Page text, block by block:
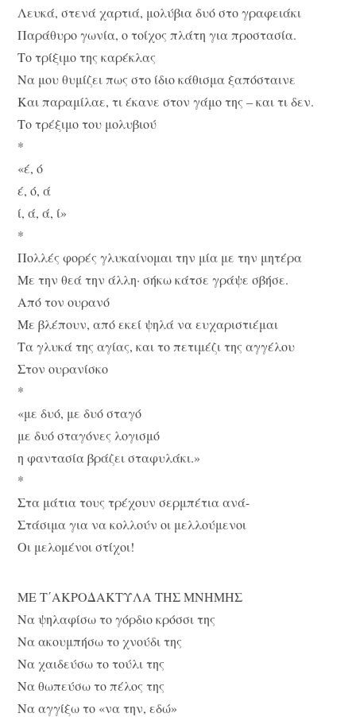
Λευκά, στενά χαρτιά, μολύβια δυό στο γραφειάκι
Παράθυρο γωνία, ο τοίχος πλάτη για προστασία.
Το τρίξιμο της καρέκλας
Να μου θυμίζει πως στο ίδιο κάθισμα ξαπόσταινε
Και παραμίλαε, τι έκανε στον γάμο της – και τι δεν.
Το τρέξιμο του μολυβιού
*
«έ, ό
έ, ό, ά
ί, ά, ά, ί»
*
Πολλές φορές γλυκαίνομαι την μία με την μητέρα
Με την θεά την άλλη· σήκω κάτσε γράψε σβήσε.
Από τον ουρανό
Με βλέπουν, από εκεί ψηλά να ευχαριστιέμαι
Τα γλυκά της αγίας, και το πετιμέζι της αγγέλου
Στον ουρανίσκο
*
«με δυό, με δυό σταγό
με δυό σταγόνες λογισμό
η φαντασία βράζει σταφυλάκι.»
*
Στα μάτια τους τρέχουν σερμπέτια ανά-
Στάσιμα για να κολλούν οι μελλούμενοι
Οι μελομένοι στίχοι!
ΜΕ Τ΄ΑΚΡΟΔΑΚΤΥΛΑ ΤΗΣ ΜΝΗΜΗΣ
Να ψηλαφίσω το γόρδιο κρόσσι της
Να ακουμπήσω το χνούδι της
Να χαιδεύσω το τούλι της
Να θωπεύσω το πέλος της
Να αγγίξω το «να την, εδώ»